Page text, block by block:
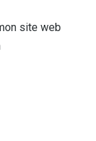
site web